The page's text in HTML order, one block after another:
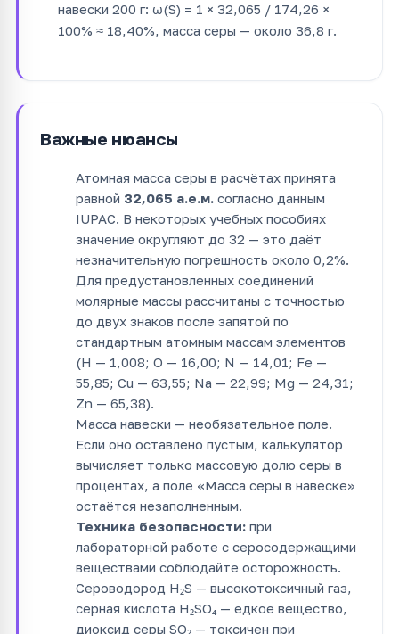
навески 200 г: ω(S) = 1 × 32,065 / 174,26 ×
100% ≈ 18,40%, масса серы — около 36,8 г.
Важные нюансы
Атомная масса серы в расчётах принята
равной 32,065 а.е.м. согласно данным
IUPAC. В некоторых учебных пособиях
значение округляют до 32 — это даёт
незначительную погрешность около 0,2%.
Для предустановленных соединений
молярные массы рассчитаны с точностью
до двух знаков после запятой по
стандартным атомным массам элементов
(H — 1,008; O — 16,00; N — 14,01; Fe —
55,85; Cu — 63,55; Na — 22,99; Mg — 24,31;
Zn — 65,38).
Масса навески — необязательное поле.
Если оно оставлено пустым, калькулятор
вычисляет только массовую долю серы в
процентах, а поле «Масса серы в навеске»
остаётся незаполненным.
Техника безопасности: при
лабораторной работе с серосодержащими
веществами соблюдайте осторожность.
Сероводород H₂S — высокотоксичный газ,
серная кислота H₂SO₄ — едкое вещество,
диоксид серы SO₂ — токсичен при